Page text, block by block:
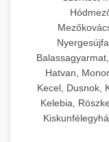
Hatvan,
Kecel, Dusnok,
Kelebia,